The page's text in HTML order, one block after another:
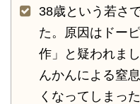
38歳という若さ
た。原因はドー
作」と疑われま
んかんによる窒
くなってしまっ